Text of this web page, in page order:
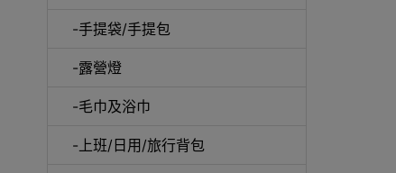
-手提袋/手提包
-露營燈
-毛巾及浴巾
-上班/日用/旅行背包